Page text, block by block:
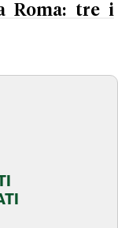
Roma: tre i